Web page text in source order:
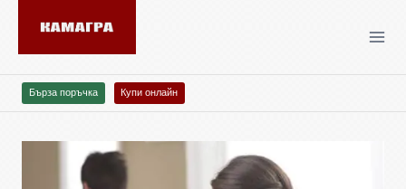
Бърза поръчка Купи онлайн